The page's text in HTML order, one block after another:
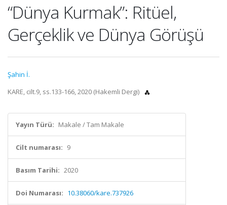
“Dünya Kurmak”: Ritüel,
Gerçeklik ve Dünya Görüşü
Şahin İ.
KARE, cilt.9, ss.133-166, 2020 (Hakemli Dergi)
Yayın Türü: Makale / Tam Makale
Cilt numarası: 9
Basım Tarihi: 2020
Doi Numarası: 10.38060/kare.737926